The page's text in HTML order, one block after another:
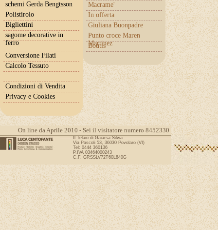
Macrame'
In offerta
Giuliana Buonpadre
Punto croce Maren
Martinez
Boutis
schemi Gerda Bengtsson
Polistirolo
Bigliettini
sagome decorative in
ferro
Conversione Filati
Calcolo Tessuto
Condizioni di Vendita
Privacy e Cookies
On line da Aprile 2010 - Sei il visitatore numero 8452330
Il Telaio di Gaiarsa Silvia
Via Pascoli 53, 36030 Povolaro (VI)
Tel: 0444 360136
P.IVA 03464000243
C.F. GRSSLV72T60L840G